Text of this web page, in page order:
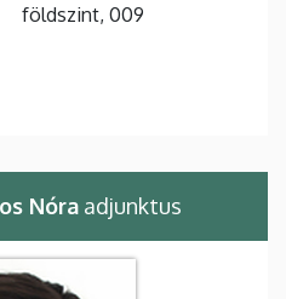
földszint, 009
Nóra adjunktus